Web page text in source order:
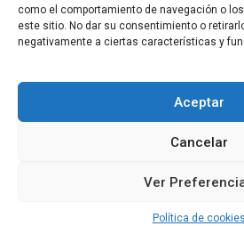
como el comportamiento de navegación o
este sitio. No dar su consentimiento o
negativamente a ciertas características y
Aceptar
Cancelar
Ver
Política de cookies